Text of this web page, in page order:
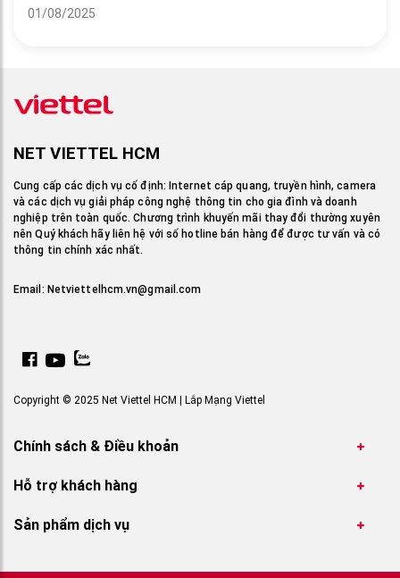
01/08/2025
NET VIETTEL HCM
Cung cấp các dịch vụ cố định: Internet cáp quang, truyền hình, camera
và các dịch vụ giải pháp công nghệ thông tin cho gia đình và doanh
nghiệp trên toàn quốc. Chương trình khuyến mãi thay đổi thường xuyên
nên Quý khách hãy liên hệ với số hotline bán hàng để được tư vấn và có
thông tin chính xác nhất.
Email: Netviettelhcm.vn@gmail.com
Copyright © 2025 Net Viettel HCM | Lắp Mạng Viettel
Chính sách & Điều khoản
Hỗ trợ khách hàng
Sản phẩm dịch vụ